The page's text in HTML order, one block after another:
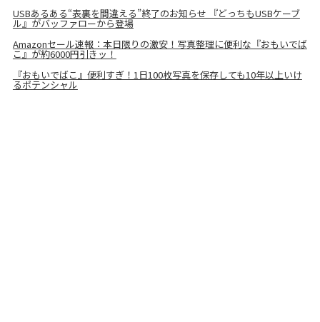
USBあるある“表裏を間違える”終了のお知らせ 『どっちもUSBケーブ
ル』がバッファローから登場
Amazonセール速報：本日限りの激安！写真整理に便利な『おもいでば
こ』が約6000円引きッ！
『おもいでばこ』便利すぎ！1日100枚写真を保存しても10年以上いけ
るポテンシャル